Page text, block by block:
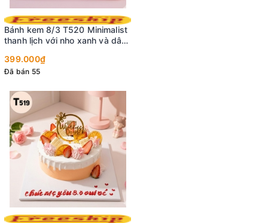
Bánh kem 8/3 T520 Minimalist
thanh lịch với nho xanh và dâu
399.000₫
Đã bán 55